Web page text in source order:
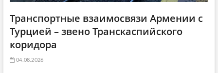
Транспортные взаимосвязи Армении с
Турцией – звено Транскаспийского
коридора
04.08.2026